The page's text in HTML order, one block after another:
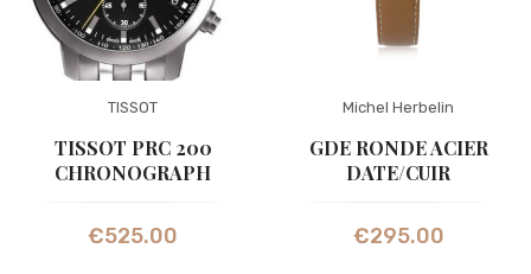
TISSOT
TISSOT PRC 200
CHRONOGRAPH
€525.00
Michel Herbelin
GDE RONDE ACIER
DATE/CUIR
€295.00